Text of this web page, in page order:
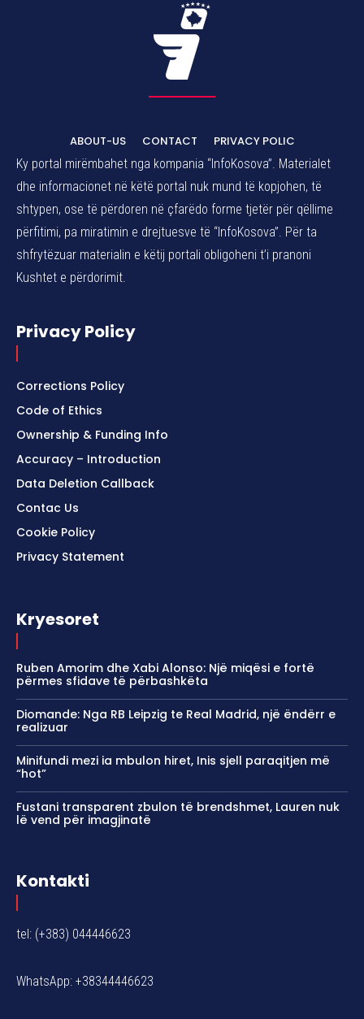
ABOUT-US CONTACT
PRIVACY POLIC
Ky portal mirëmbahet nga kompania “InfoKosova”. Materialet
dhe informacionet në këtë portal nuk mund të kopjohen, të
shtypen, ose të përdoren në çfarëdo forme tjetër për qëllime
përfitimi, pa miratimin e drejtuesve të “InfoKosova”. Për ta
shfrytëzuar materialin e këtij portali obligoheni t’i pranoni
Kushtet e përdorimit.
Privacy Policy
Corrections Policy
Code of Ethics
Ownership & Funding Info
Accuracy – Introduction
Data Deletion Callback
Contac Us
Cookie Policy
Privacy Statement
Kryesoret
Ruben Amorim dhe Xabi Alonso: Një miqësi e fortë
përmes sfidave të përbashkëta
Diomande: Nga RB Leipzig te Real Madrid, një ëndërr e
realizuar
Minifundi mezi ia mbulon hiret, Inis sjell paraqitjen më
“hot”
Fustani transparent zbulon të brendshmet, Lauren nuk
lë vend për imagjinatë
Kontakti
tel: (+383) 044446623
WhatsApp: +38344446623